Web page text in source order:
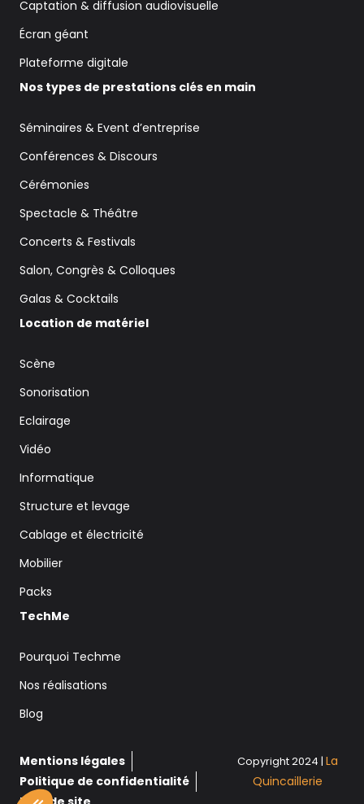
Captation & diffusion audiovisuelle
Écran géant
Plateforme digitale
Nos types de prestations clés en main
Séminaires & Event d’entreprise
Conférences & Discours
Cérémonies
Spectacle & Théâtre
Concerts & Festivals
Salon, Congrès & Colloques
Galas & Cocktails
Location de matériel
Scène
Sonorisation
Eclairage
Vidéo
Informatique
Structure et levage
Cablage et électricité
Mobilier
Packs
TechMe
Pourquoi Techme
Nos réalisations
Blog
Mentions légales
Politique de confidentialité
Copyright 2024 |La
Quincaillerie